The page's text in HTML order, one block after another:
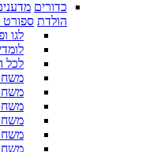
כדורים
הולדת ספורט
לגו
לכל